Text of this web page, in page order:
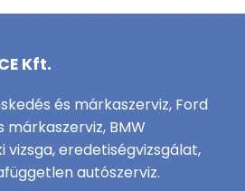
Kft.
és márkaszerviz, Ford
BMW
vizsga, eredetiségvizsgálat,
autószerviz.